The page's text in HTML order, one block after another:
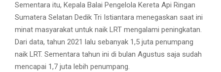
Sementara itu, Kepala Balai Pengelola Kereta Api Ringan
Sumatera Selatan Dedik Tri Istiantara menegaskan saat ini
minat masyarakat untuk naik LRT mengalami peningkatan.
Dari data, tahun 2021 lalu sebanyak 1,5 juta penumpang
naik LRT. Sementara tahun ini di bulan Agustus saja sudah
mencapai 1,7 juta lebih penumpang.